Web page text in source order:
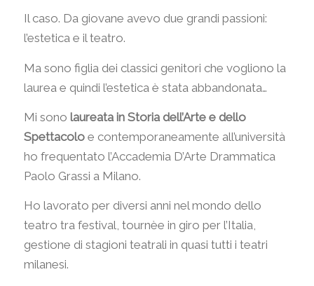
Il caso. Da giovane avevo due grandi passioni:
l’estetica e il teatro.
Ma sono figlia dei classici genitori che vogliono la
laurea e quindi l’estetica è stata abbandonata…
Mi sono laureata in Storia dell’Arte e dello
Spettacoloe contemporaneamente all’università
ho frequentato l’Accademia D’Arte Drammatica
Paolo Grassi a Milano.
Ho lavorato per diversi anni nel mondo dello
teatro tra festival, tournèe in giro per l’Italia,
gestione di stagioni teatrali in quasi tutti i teatri
milanesi.